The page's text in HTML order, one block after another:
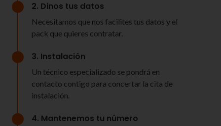
2. Dinos tus datos
Necesitamos que nos facilites tus datos y el
pack que quieres contratar.
3. Instalación
Un técnico especializado se pondrá en
contacto contigo para concertar la cita de
instalación.
4. Mantenemos tu número